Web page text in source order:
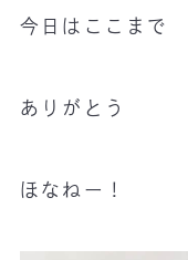
今日はここまで
ありがとう
ほなねー！